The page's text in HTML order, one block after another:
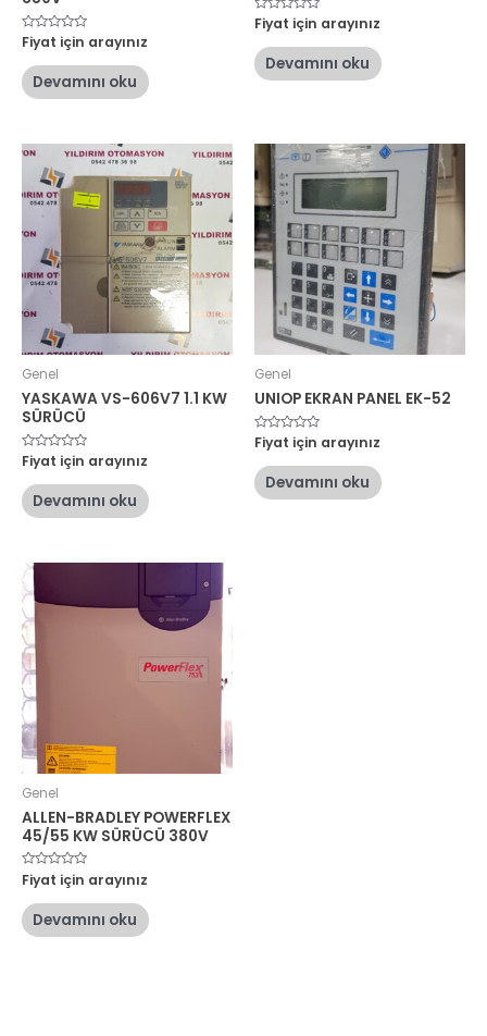
5
üzerinden
oy
aldı
Fiyat için arayınız
Devamını oku
5
üzerinden
oy
aldı
Fiyat için arayınız
Devamını oku
Genel
YASKAWA VS-606V7 1.1 KW
SÜRÜCÜ
5
üzerinden
oy
aldı
Fiyat için arayınız
Devamını oku
Genel
UNIOP EKRAN PANEL EK-52
5
üzerinden
oy
aldı
Fiyat için arayınız
Devamını oku
Genel
ALLEN-BRADLEY POWERFLEX
45/55 KW SÜRÜCÜ 380V
5
üzerinden
oy
aldı
Fiyat için arayınız
Devamını oku